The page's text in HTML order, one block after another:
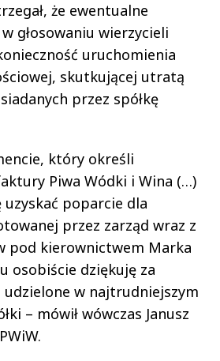
że ewentualne
głosowaniu wierzycieli
uruchomienia
skutkującej utratą
przez spółkę
który określi
Piwa Wódki i Wina (…)
uzyskać poparcie dla
przez zarząd wraz z
pod kierownictwem Marka
osobiście dziękuję za
w najtrudniejszym
– mówił wówczas Janusz